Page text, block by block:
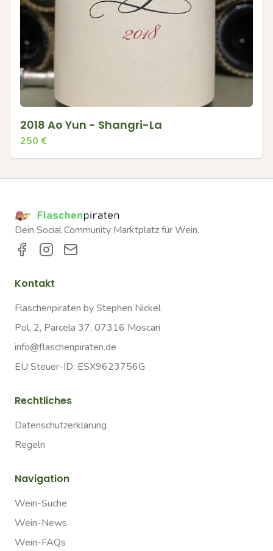
2018 Ao Yun - Shangri-La
250 €
Dein Social Community Marktplatz für Wein.
Kontakt
Flaschenpiraten by Stephen Nickel
Pol. 2, Parcela 37, 07316 Moscari
info@flaschenpiraten.de
EU Steuer-ID: ESX9623756G
Rechtliches
Datenschutzerklärung
Regeln
Navigation
Wein-Suche
Wein-News
Wein-FAQs